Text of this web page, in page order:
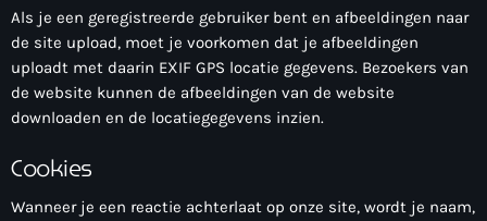
00:00 - 09:00
Onze Non-Stop draait 24/7 op de uren als er geen Live-Dj
is. Ook kun je tijdens de Non-Stop verzoekjes
aanvragen. Klik in het menu op Verzoekjes.
Nieuws
Als je een geregistreerde gebruiker bent en afbeeldingen naar
de site upload, moet je voorkomen dat je afbeeldingen
uploadt met daarin EXIF GPS locatie gegevens. Bezoekers van
de website kunnen de afbeeldingen van de website
downloaden en de locatiegegevens inzien.
Cookies
Wanneer je een reactie achterlaat op onze site, wordt je naam,